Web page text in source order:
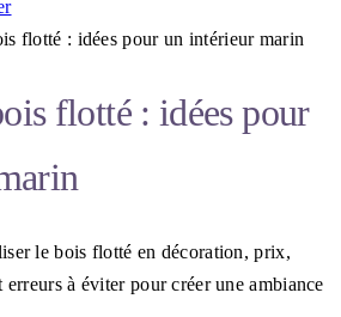
flotté : idées pour un intérieur marin
flotté : idées pour
le bois flotté en décoration, prix,
à éviter pour créer une ambiance